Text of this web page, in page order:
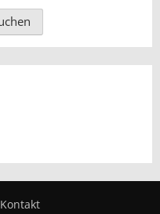
Kontakt